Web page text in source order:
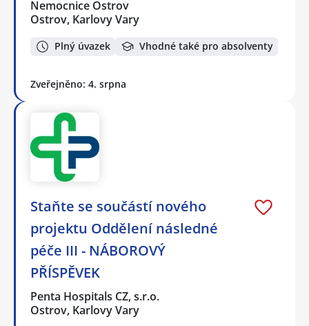
Nemocnice Ostrov
Ostrov, Karlovy Vary
Plný úvazek Vhodné také pro absolventy
Zveřejněno: 4. srpna
Staňte se součástí nového
projektu Oddělení následné
péče III - NÁBOROVÝ
PŘÍSPĚVEK
Penta Hospitals CZ, s.r.o.
Ostrov, Karlovy Vary